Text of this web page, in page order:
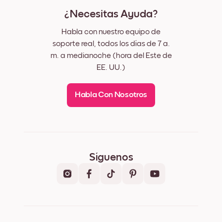
¿Necesitas Ayuda?
Habla con nuestro equipo de
soporte real, todos los días de 7 a.
m. a medianoche (hora del Este de
EE. UU.)
Habla Con Nosotros
Síguenos